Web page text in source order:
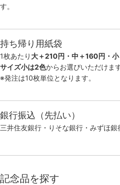
す。
持ち帰り用紙袋
1枚あたり 大＋210円・中＋160円・
サイズ小は2色からお選びいただけます
※発注は10枚単位となります。
銀行振込（先払い）
三井住友銀行・りそな銀行・みずほ
記念品を探す